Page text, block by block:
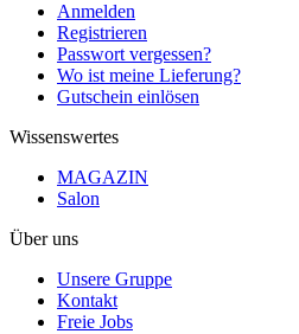
Anmelden
Registrieren
Passwort vergessen?
Wo ist meine Lieferung?
Gutschein einlösen
Wissenswertes
MAGAZIN
Salon
Über uns
Unsere Gruppe
Kontakt
Freie Jobs